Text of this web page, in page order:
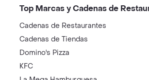
Top Marcas y Cadenas de
Cadenas de Restaurantes
Cadenas de Tiendas
Domino's Pizza
KFC